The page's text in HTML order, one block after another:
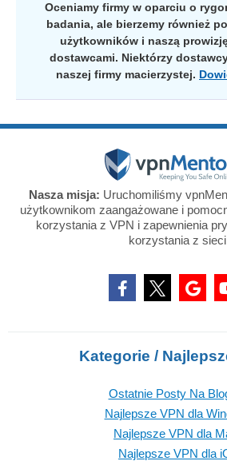
Oceniamy firmy w oparciu o
badania, ale bierzemy również
użytkowników i naszą
dostawcami. Niektórzy
naszej firmy macierzystej.
Nasza misja: Uruchomiliśmy
użytkownikom zaangażowane i
korzystania z VPN i zapewnienia
korzystania z
Kategorie /
Ostatnie Posty Na
Najlepsze VPN dla
Najlepsze VPN dla
Najlepsze VPN dla